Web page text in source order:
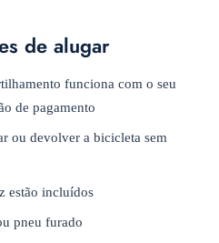
de alugar
funciona com o seu
de pagamento
ou devolver a bicicleta sem
estão incluídos
pneu furado